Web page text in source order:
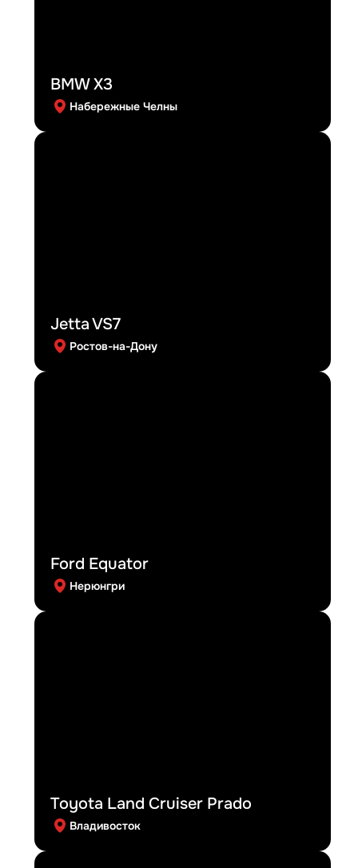
BMW X3
Набережные Челны
Jetta VS7
Ростов-на-Дону
Ford Equator
Нерюнгри
Toyota Land Cruiser Prado
Владивосток